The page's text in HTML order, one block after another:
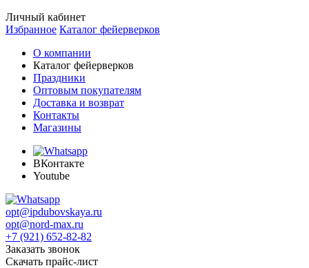
Личный кабинет
Избранное Каталог фейерверков
О компании
Каталог фейерверков
Праздники
Оптовым покупателям
Доставка и возврат
Контакты
Магазины
ВКонтакте
Youtube
opt@ipdubovskaya.ru
opt@nord-max.ru
+7 (921) 652-82-82
Заказать звонок
Скачать прайс-лист